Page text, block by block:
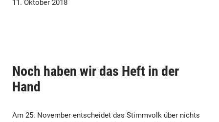
11. Oktober 2018
Noch haben wir das Heft in der
Hand
Am 25. November entscheidet das Stimmvolk über nichts